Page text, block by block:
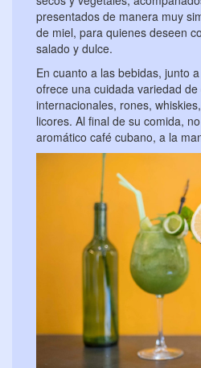
presentados de manera muy
de miel, para quienes deseen
salado y dulce.
En cuanto a las bebidas, junto
ofrece una cuidada variedad
internacionales, rones,
licores. Al final de su comida,
aromático café cubano, a la